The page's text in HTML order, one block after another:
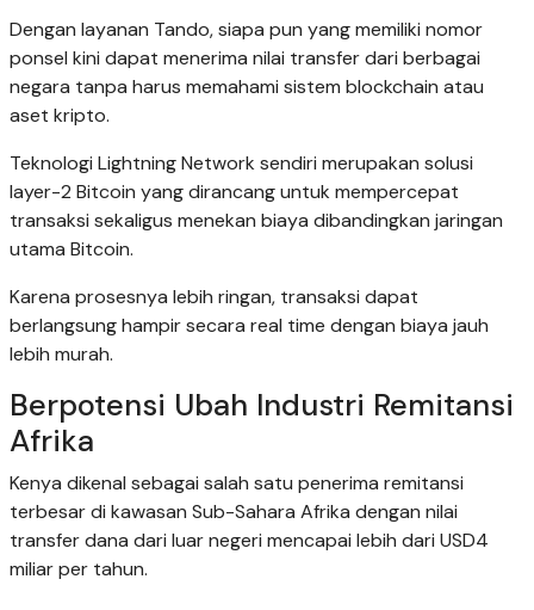
Dengan layanan Tando, siapa pun yang memiliki nomor
ponsel kini dapat menerima nilai transfer dari berbagai
negara tanpa harus memahami sistem blockchain atau
aset kripto.
Teknologi Lightning Network sendiri merupakan solusi
layer-2 Bitcoin yang dirancang untuk mempercepat
transaksi sekaligus menekan biaya dibandingkan jaringan
utama Bitcoin.
Karena prosesnya lebih ringan, transaksi dapat
berlangsung hampir secara real time dengan biaya jauh
lebih murah.
Berpotensi Ubah Industri Remitansi
Afrika
Kenya dikenal sebagai salah satu penerima remitansi
terbesar di kawasan Sub-Sahara Afrika dengan nilai
transfer dana dari luar negeri mencapai lebih dari USD4
miliar per tahun.